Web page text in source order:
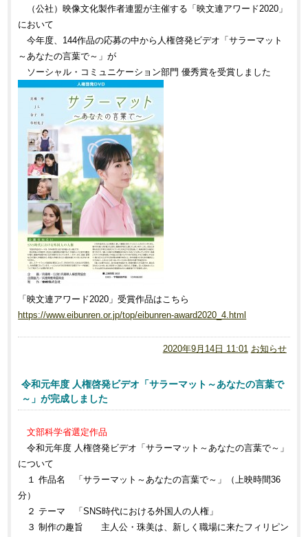
（公社）映像文化製作者連盟が主催する「映文連アワード2020」
において
今年度、144作品の応募の中から人権啓発ビデオ「サラーマット
～あなたの言葉で～」が
ソーシャル・コミュニケーション部門 優秀賞を受賞しました
「映文連アワード2020」受賞作品はこちら
https://www.eibunren.or.jp/top/eibunren-award2020_4.html
2020年9月14日 11:01 お知らせ
令和元年度 人権啓発ビデオ「サラーマット～あなたの言葉で
～」が完成しました
文部科学省選定作品
令和元年度 人権啓発ビデオ「サラーマット～あなたの言葉で～」
について
１ 作品名 「サラーマット～あなたの言葉で～」（上映時間36
分）
２ テーマ 「SNS時代における外国人の人権」
３ 制作の趣旨 主人公・珠美は、新しく職場に来たフィリピン